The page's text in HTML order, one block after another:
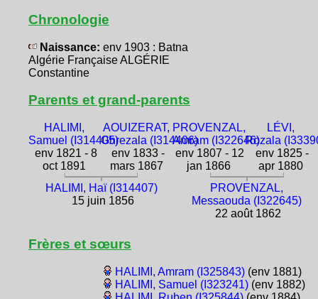
Chronologie
Naissance: env 1903 : Batna
Algérie Française ALGÉRIE
Constantine
Parents et grand-parents
HALIMI,
Samuel (I314405)
env 1821 - 8
oct 1891
AOUIZERAT,
Ghrezala (I314406)
env 1833 -
mars 1867
PROVENZAL,
Amram (I322646)
env 1807 - 12
jan 1866
LÉVI,
Rozala
env 1825 -
apr 1880
HALIMI, Haï (I314407)
15 juin 1856
PROVENZAL,
Messaouda (I322645)
22 août 1862
Frères et sœurs
HALIMI, Amram (I325843)(env 1881)
HALIMI, Samuel (I323241)(env 1882)